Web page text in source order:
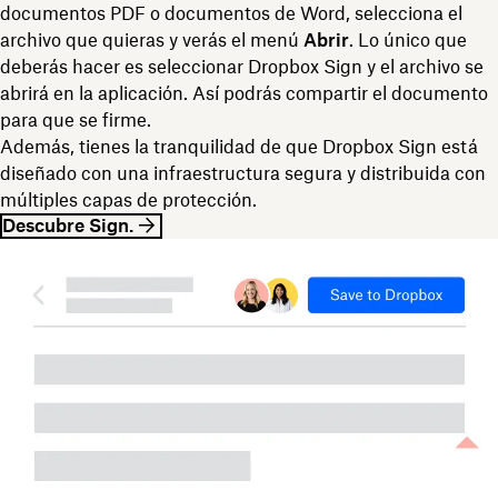
documentos PDF o documentos de Word, selecciona el
archivo que quieras y verás el menú Abrir. Lo único que
deberás hacer es seleccionar Dropbox Sign y el archivo se
abrirá en la aplicación. Así podrás compartir el documento
para que se firme.
Además, tienes la tranquilidad de que Dropbox Sign está
diseñado con una infraestructura segura y distribuida con
múltiples capas de protección.
Descubre Sign.